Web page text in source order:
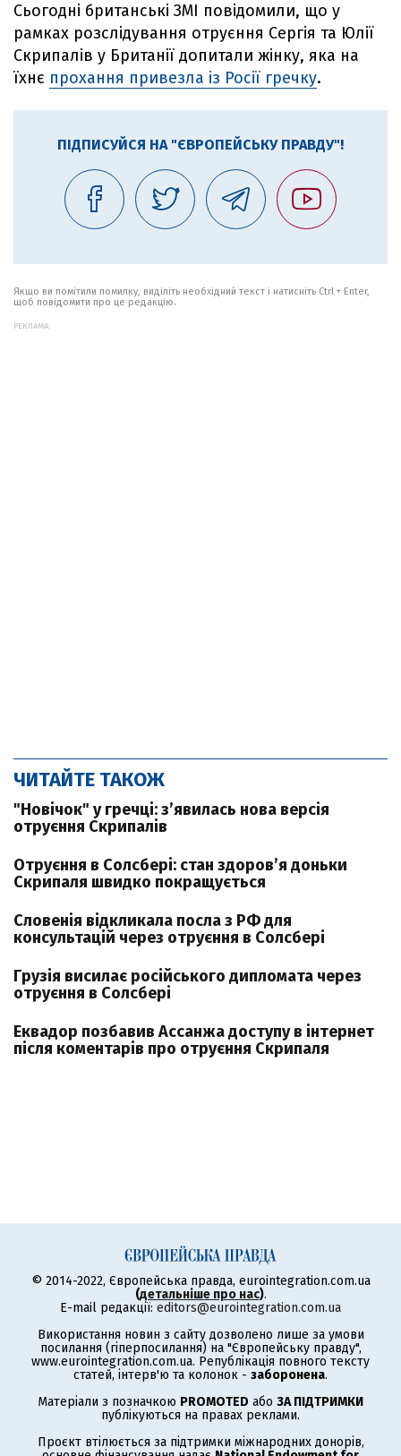
Сьогодні британські ЗМІ повідомили, що у
рамках розслідування отруєння Сергія та Юлії
Скрипалів у Британії допитали жінку, яка на
їхнє прохання привезла із Росії гречку.
ПІДПИСУЙСЯ НА "ЄВРОПЕЙСЬКУ ПРАВДУ"!
Якщо ви помітили помилку, виділіть необхідний текст і натисніть Ctrl + Enter,
щоб повідомити про це редакцію.
РЕКЛАМА:
ЧИТАЙТЕ ТАКОЖ
"Новічок" у гречці: з’явилась нова версія
отруєння Скрипалів
Отруєння в Солсбері: стан здоров’я доньки
Скрипаля швидко покращується
Словенія відкликала посла з РФ для
консультацій через отруєння в Солсбері
Грузія висилає російського дипломата через
отруєння в Солсбері
Еквадор позбавив Ассанжа доступу в інтернет
після коментарів про отруєння Скрипаля
© 2014-2022, Європейська правда, eurointegration.com.ua
(детальніше про нас).
E-mail редакції: editors@eurointegration.com.ua
Використання новин з сайту дозволено лише за умови
посилання (гіперпосилання) на "Європейську правду",
www.eurointegration.com.ua. Републікація повного тексту
статей, інтерв'ю та колонок - заборонена.
Матеріали з позначкою PROMOTED або ЗА ПІДТРИМКИ
публікуються на правах реклами.
Проєкт втілюється за підтримки міжнародних донорів,